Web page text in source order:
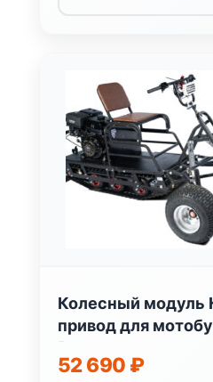
Колесный модуль
привод для
52 690 ₽